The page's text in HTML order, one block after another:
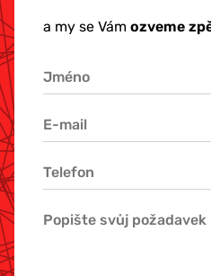
a my se Vám ozveme